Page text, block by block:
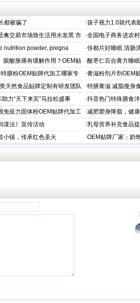
都被骗了 ·孩子视力1.0就代表
禽交易市场致生活用水发黑 市
入调查
·全国电子商务进农
利开班
nutrition powder, pregna ·俳都片好睡眠 清肠
眼酸胀痛有缓解作用？OEM贴
·酸枣仁百合膏方睡
厂
膳粉OEM贴牌代加工哪家专
·膏滋粉剂片剂OEM
天然食品贴牌定制有研发团队
·特膳膏滋 减脂瘦身
务商
力“天下来宾”马拉松盛事 ·抖音热门特殊膳食
牌加工
免疫力固体粉OEM贴牌代加工
·减肥塑身降脂，健
服务商
谍法》宣传活动 ·乳母营养补充食品
工
小镇，传承红色圣火 ·OEM贴牌厂家：奶
一步！